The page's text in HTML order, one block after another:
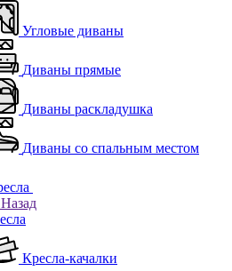
Угловые диваны
Диваны прямые
Диваны раскладушка
Диваны со спальным местом
Назад
Кресла-качалки